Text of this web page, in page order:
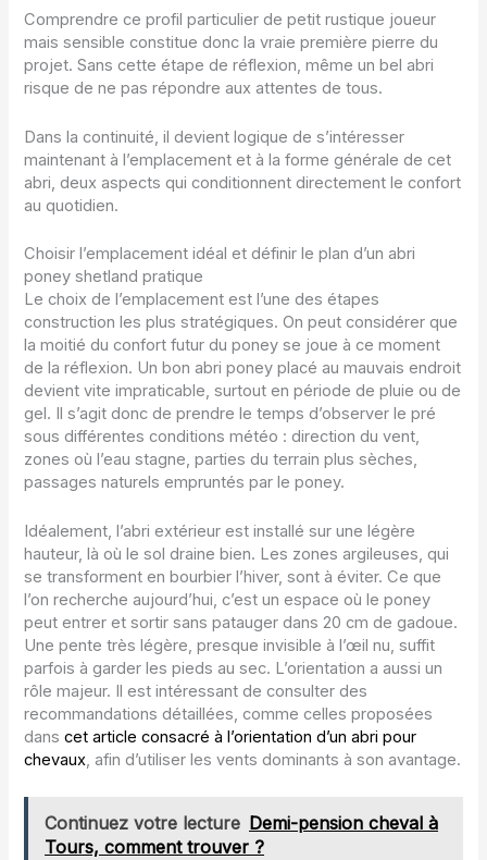
Comprendre ce profil particulier de petit rustique joueur
mais sensible constitue donc la vraie première pierre du
projet. Sans cette étape de réflexion, même un bel abri
risque de ne pas répondre aux attentes de tous.
Dans la continuité, il devient logique de s’intéresser
maintenant à l’emplacement et à la forme générale de cet
abri, deux aspects qui conditionnent directement le confort
au quotidien.
Choisir l’emplacement idéal et définir le plan d’un abri
poney shetland pratique
Le choix de l’emplacement est l’une des étapes
construction les plus stratégiques. On peut considérer que
la moitié du confort futur du poney se joue à ce moment
de la réflexion. Un bon abri poney placé au mauvais endroit
devient vite impraticable, surtout en période de pluie ou de
gel. Il s’agit donc de prendre le temps d’observer le pré
sous différentes conditions météo : direction du vent,
zones où l’eau stagne, parties du terrain plus sèches,
passages naturels empruntés par le poney.
Idéalement, l’abri extérieur est installé sur une légère
hauteur, là où le sol draine bien. Les zones argileuses, qui
se transforment en bourbier l’hiver, sont à éviter. Ce que
l’on recherche aujourd’hui, c’est un espace où le poney
peut entrer et sortir sans patauger dans 20 cm de gadoue.
Une pente très légère, presque invisible à l’œil nu, suffit
parfois à garder les pieds au sec. L’orientation a aussi un
rôle majeur. Il est intéressant de consulter des
recommandations détaillées, comme celles proposées
danscet article consacré à l’orientation d’un abri pour
chevaux , afin d’utiliser les vents dominants à son avantage.
Continuez votre lecture Demi-pension cheval à
Tours, comment trouver ?